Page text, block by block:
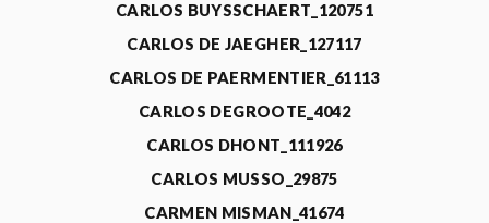
CARLOS BUYSSCHAERT_120751
CARLOS DE JAEGHER_127117
CARLOS DE PAERMENTIER_61113
CARLOS DEGROOTE_4042
CARLOS DHONT_111926
CARLOS MUSSO_29875
CARMEN MISMAN_41674